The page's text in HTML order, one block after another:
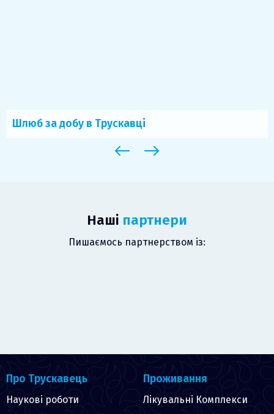
Шлюб за добу в Трускавці
Наші партнери
Пишаємось партнерством із:
Про Трускавець
Наукові роботи
Проживання
Лікувальні Комплекси